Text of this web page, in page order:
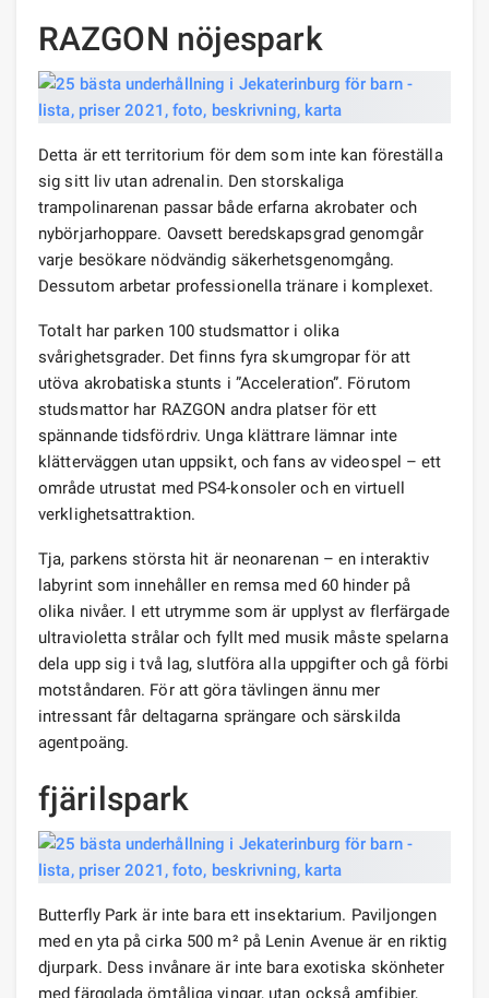
RAZGON nöjespark
Detta är ett territorium för dem som inte kan föreställa
sig sitt liv utan adrenalin. Den storskaliga
trampolinarenan passar både erfarna akrobater och
nybörjarhoppare. Oavsett beredskapsgrad genomgår
varje besökare nödvändig säkerhetsgenomgång.
Dessutom arbetar professionella tränare i komplexet.
Totalt har parken 100 studsmattor i olika
svårighetsgrader. Det finns fyra skumgropar för att
utöva akrobatiska stunts i ”Acceleration”. Förutom
studsmattor har RAZGON andra platser för ett
spännande tidsfördriv. Unga klättrare lämnar inte
klätterväggen utan uppsikt, och fans av videospel – ett
område utrustat med PS4-konsoler och en virtuell
verklighetsattraktion.
Tja, parkens största hit är neonarenan – en interaktiv
labyrint som innehåller en remsa med 60 hinder på
olika nivåer. I ett utrymme som är upplyst av flerfärgade
ultravioletta strålar och fyllt med musik måste spelarna
dela upp sig i två lag, slutföra alla uppgifter och gå förbi
motståndaren. För att göra tävlingen ännu mer
intressant får deltagarna sprängare och särskilda
agentpoäng.
fjärilspark
Butterfly Park är inte bara ett insektarium. Paviljongen
med en yta på cirka 500 m² på Lenin Avenue är en riktig
djurpark. Dess invånare är inte bara exotiska skönheter
med färgglada ömtåliga vingar, utan också amfibier,